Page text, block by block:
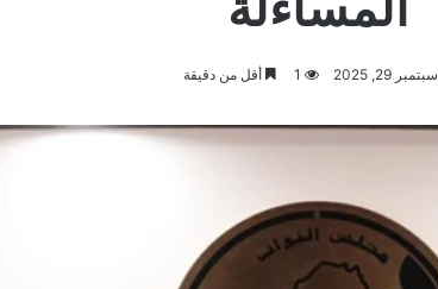
سبتمبر 29, 2025 1 أقل من دقيقة